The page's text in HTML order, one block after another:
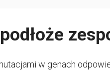
w genach